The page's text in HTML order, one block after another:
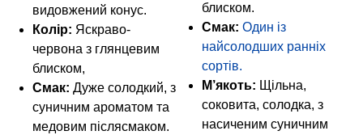
видовжений конус.
Колір: Яскраво-
червона з глянцевим
блиском,
Смак: Дуже солодкий, з
суничним ароматом та
медовим післясмаком.
блиском.
Смак: Один із
найсолодших ранніх
сортів.
М’якоть: Щільна,
соковита, солодка, з
насиченим суничним